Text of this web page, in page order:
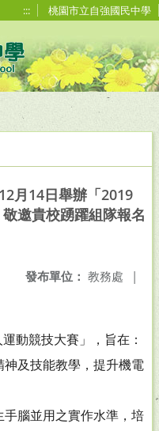
::: 桃園市立自強國民中學
月14日舉辦「2019
邀貴校踴躍組隊報名
發布單位： 教務處 |
動競技大賽」，旨在：
及技能教學，提升機電
腦並用之實作水準，培